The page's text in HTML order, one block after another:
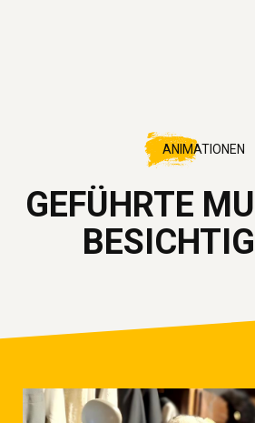
ANIMATIONEN
GEFÜHRTE